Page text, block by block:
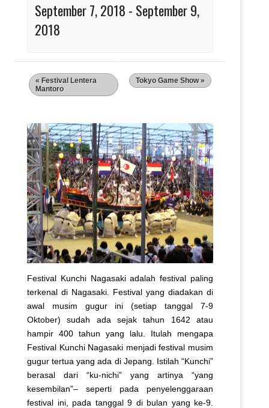
September 7, 2018 - September 9,
2018
« Festival Lentera
Mantoro
Tokyo Game Show»
Festival Kunchi Nagasaki adalah festival paling
terkenal di Nagasaki. Festival yang diadakan di
awal musim gugur ini (setiap tanggal 7-9
Oktober) sudah ada sejak tahun 1642 atau
hampir 400 tahun yang lalu. Itulah mengapa
Festival Kunchi Nagasaki menjadi festival musim
gugur tertua yang ada di Jepang. Istilah “Kunchi”
berasal dari “ku-nichi” yang artinya “yang
kesembilan”– seperti pada penyelenggaraan
festival ini, pada tanggal 9 di bulan yang ke-9.